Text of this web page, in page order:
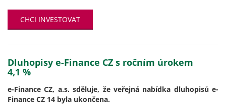
CHCI INVESTOVAT
Dluhopisy e-Finance CZ s ročním úrokem
4,1 %
e-Finance CZ, a.s. sděluje, že veřejná nabídka dluhopisů e-
Finance CZ 14 byla ukončena.